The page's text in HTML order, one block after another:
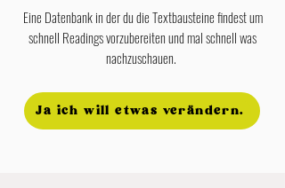
Eine Datenbank in der du die Textbausteine findest um
schnell Readings vorzubereiten und mal schnell was
nachzuschauen.
Ja ich will etwas verändern.